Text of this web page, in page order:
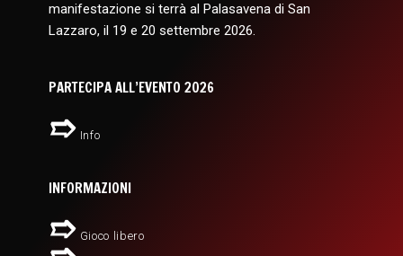
manifestazione si terrà al Palasavena di San
Lazzaro, il 19 e 20 settembre 2026.
PARTECIPA ALL’EVENTO 2026
Info
INFORMAZIONI
Gioco libero